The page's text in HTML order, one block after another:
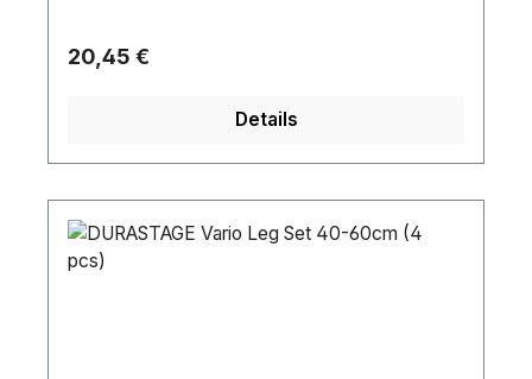
Regulärer Preis:
20,45 €
Details